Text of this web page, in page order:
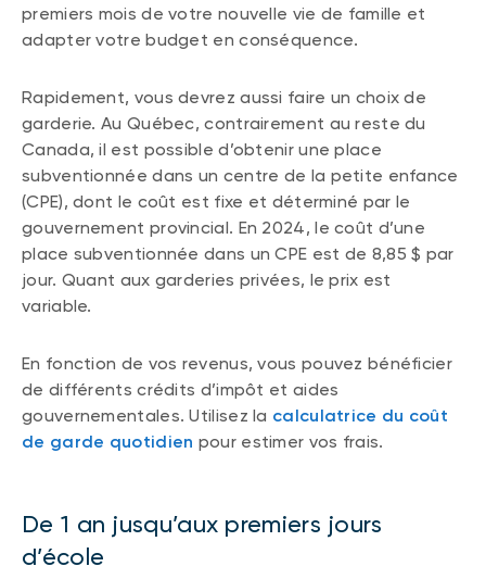
premiers mois de votre nouvelle vie de famille et
adapter votre budget en conséquence.
Rapidement, vous devrez aussi faire un choix de
garderie. Au Québec, contrairement au reste du
Canada, il est possible d’obtenir une place
subventionnée dans un centre de la petite enfance
(CPE), dont le coût est fixe et déterminé par le
gouvernement provincial. En 2024, le coût d’une
place subventionnée dans un CPE est de 8,85 $ par
jour. Quant aux garderies privées, le prix est
variable.
En fonction de vos revenus, vous pouvez bénéficier
de différents crédits d’impôt et aides
gouvernementales. Utilisez la calculatrice du coût
de garde quotidien pour estimer vos frais.
De 1 an jusqu’aux premiers jours
d’école